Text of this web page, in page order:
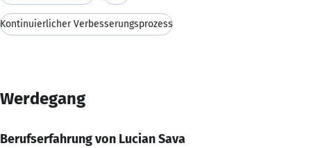
Kontinuierlicher Verbesserungsprozess
Werdegang
Berufserfahrung von Lucian Sava